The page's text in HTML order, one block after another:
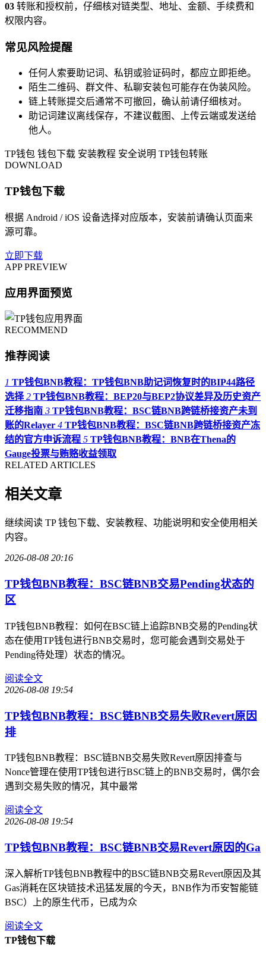
03 转账和授权前，仔细核对链类型、地址、金额、手续费和
权限内容。
常见风险提醒
任何人索要助记词、私钥或验证码时，都应立即拒绝。
陌生二维码、群文件、私聊安装包可能存在伪装风险。
链上转账提交后通常不可撤回，确认前请仔细核对。
助记词建议离线保存，不建议截图、上传云端或发送给
他人。
TP钱包 钱包下载 安装教程 安全说明 TP钱包转账
DOWNLOAD
TP钱包下载
根据 Android / iOS 设备选择对应版本，安装前请确认页面来
源可靠。
立即下载
APP PREVIEW
应用界面预览
RECOMMEND
推荐阅读
1 TP钱包BNB教程：TP钱包BNB助记词恢复时的BIP44路径
选择 2 TP钱包BNB教程：BEP20与BEP2协议差异及历史资产
迁移指南 3 TP钱包BNB教程：BSC链BNB跨链桥接资产未到
账的Relayer 4 TP钱包BNB教程：BSC链BNB跨链桥接资产冻
结的官方申诉流程 5 TP钱包BNB教程：BNB在Thena的
Gauge投票与贿赂收益领取
RELATED ARTICLES
相关文章
继续阅读 TP 钱包下载、安装教程、功能说明和安全使用相关
内容。
2026-08-08 20:16
TP钱包BNB教程：BSC链BNB交易Pending状态的
区
TP钱包BNB教程：如何在BSC链上追踪BNB交易的Pending状
态在使用TP钱包进行BNB交易时，您可能会遇到交易处于
Pending待处理）状态的情况。
阅读全文
2026-08-08 19:54
TP钱包BNB教程：BSC链BNB交易失败Revert原因
排
TP钱包BNB教程：BSC链BNB交易失败Revert原因排查与
Nonce管理在使用TP钱包进行BSC链上的BNB交易时，偶尔会
遇到交易失败的情况，其中最常
阅读全文
2026-08-08 19:54
TP钱包BNB教程：BSC链BNB交易Revert原因的Ga
深入解析TP钱包BNB教程中的BSC链BNB交易Revert原因及其
Gas消耗在区块链技术迅猛发展的今天，BNB作为币安智能链
BSC）上的原生代币，已成为众
阅读全文
TP钱包下载